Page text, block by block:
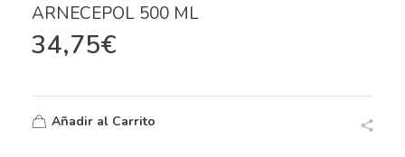
ARNECEPOL 500 ML
34,75€
Añadir al Carrito